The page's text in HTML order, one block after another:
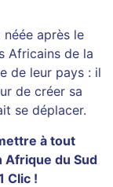
néée après le
Africains de la
de leur pays : il
de créer sa
se déplacer.
à tout
Afrique du Sud
Clic !